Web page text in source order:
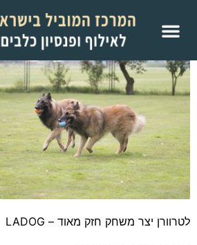
לטרוורן יצר משחק חזק מאוד – LADOG